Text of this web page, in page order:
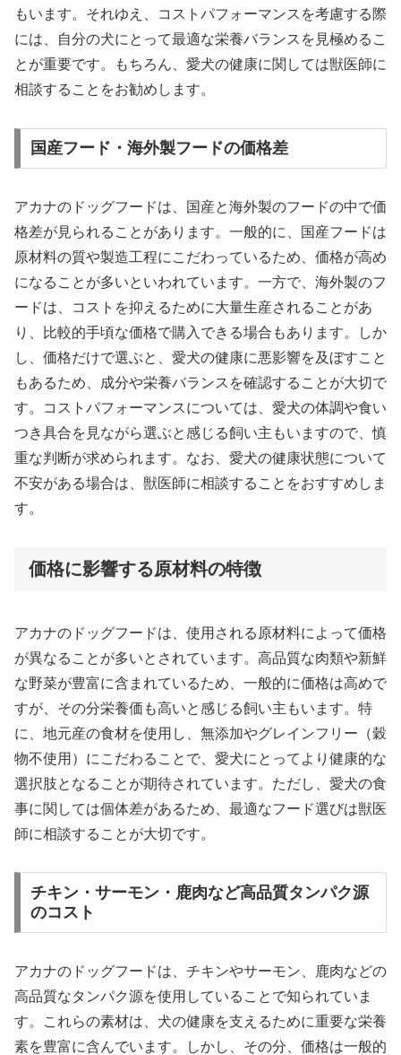
もいます。それゆえ、コストパフォーマンスを考慮する際
には、自分の犬にとって最適な栄養バランスを見極めるこ
とが重要です。もちろん、愛犬の健康に関しては獣医師に
相談することをお勧めします。
国産フード・海外製フードの価格差
アカナのドッグフードは、国産と海外製のフードの中で価
格差が見られることがあります。一般的に、国産フードは
原材料の質や製造工程にこだわっているため、価格が高め
になることが多いといわれています。一方で、海外製のフ
ードは、コストを抑えるために大量生産されることがあ
り、比較的手頃な価格で購入できる場合もあります。しか
し、価格だけで選ぶと、愛犬の健康に悪影響を及ぼすこと
もあるため、成分や栄養バランスを確認することが大切で
す。コストパフォーマンスについては、愛犬の体調や食い
つき具合を見ながら選ぶと感じる飼い主もいますので、慎
重な判断が求められます。なお、愛犬の健康状態について
不安がある場合は、獣医師に相談することをおすすめしま
す。
価格に影響する原材料の特徴
アカナのドッグフードは、使用される原材料によって価格
が異なることが多いとされています。高品質な肉類や新鮮
な野菜が豊富に含まれているため、一般的に価格は高めで
すが、その分栄養価も高いと感じる飼い主もいます。特
に、地元産の食材を使用し、無添加やグレインフリー（穀
物不使用）にこだわることで、愛犬にとってより健康的な
選択肢となることが期待されています。ただし、愛犬の食
事に関しては個体差があるため、最適なフード選びは獣医
師に相談することが大切です。
チキン・サーモン・鹿肉など高品質タンパク源
のコスト
アカナのドッグフードは、チキンやサーモン、鹿肉などの
高品質なタンパク源を使用していることで知られていま
す。これらの素材は、犬の健康を支えるために重要な栄養
素を豊富に含んでいます。しかし、その分、価格は一般的